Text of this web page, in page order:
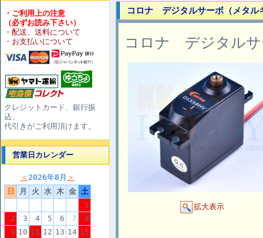
・ご利用上の注意
（必ずお読み下さい）
・配送、送料について
・お支払いについて
クレジットカード、銀行振
込、
代引きがご利用頂けます。
営業日カレンダー
＜ 2026年8月 ＞
日
月 火 水 木 金 土
1
2
3 4 5 6 7
8
9 10 11 12 13 14 15
コロナ デジタルサーボ（メタ
コロナ デジタルサ
拡大表示